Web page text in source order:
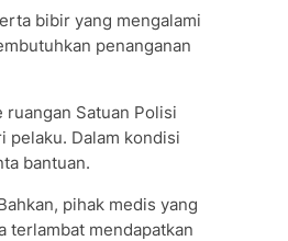
bibir yang mengalami
penanganan
Satuan Polisi
pelaku. Dalam kondisi
bantuan.
pihak medis yang
terlambat mendapatkan